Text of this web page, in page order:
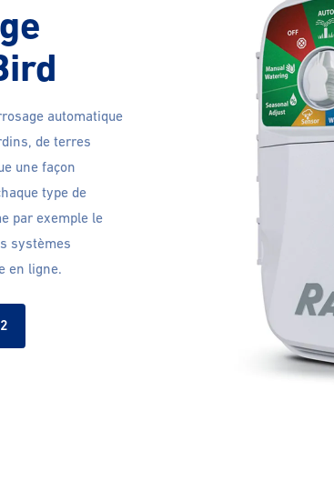
automatique
de terres
une façon
type de
par exemple le
systèmes
en ligne.